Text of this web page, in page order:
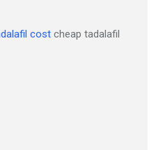
cost cheap tadalafil